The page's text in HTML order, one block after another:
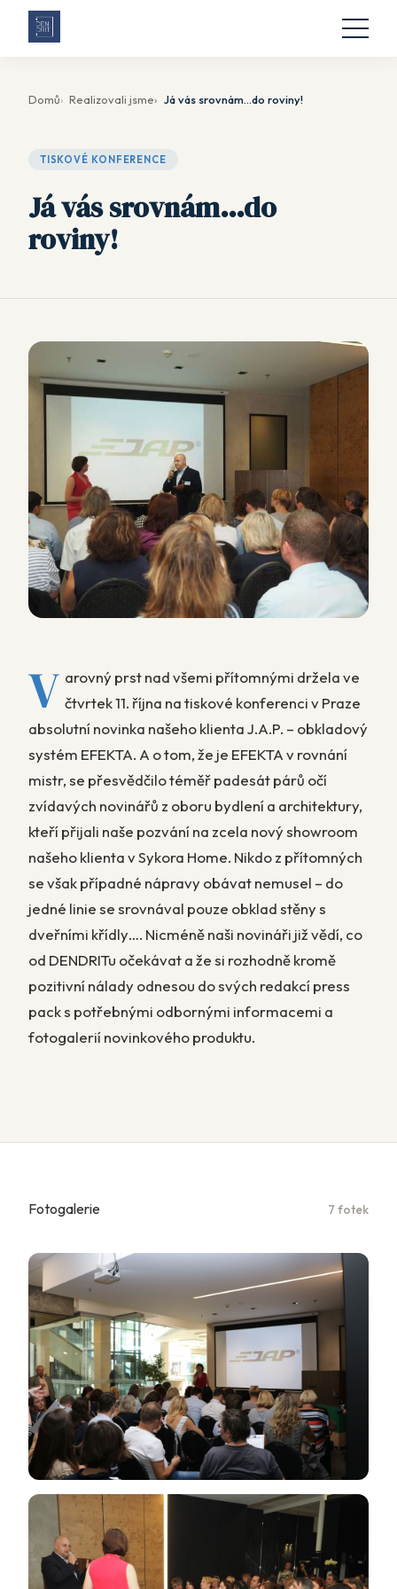
Domů Realizovali jsme Já vás srovnám…do roviny!
TISKOVÉ KONFERENCE
Já vás srovnám…do
roviny!
V arovný prst nad všemi přítomnými držela ve
čtvrtek 11. října na tiskové konferenci v Praze
absolutní novinka našeho klienta J.A.P. – obkladový
systém EFEKTA. A o tom, že je EFEKTA v rovnání
mistr, se přesvědčilo téměř padesát párů očí
zvídavých novinářů z oboru bydlení a architektury,
kteří přijali naše pozvání na zcela nový showroom
našeho klienta v Sykora Home. Nikdo z přítomných
se však případné nápravy obávat nemusel – do
jedné linie se srovnával pouze obklad stěny s
dveřními křídly…. Nicméně naši novináři již vědí, co
od DENDRITu očekávat a že si rozhodně kromě
pozitivní nálady odnesou do svých redakcí press
pack s potřebnými odbornými informacemi a
fotogalerií novinkového produktu.
Fotogalerie 7 fotek